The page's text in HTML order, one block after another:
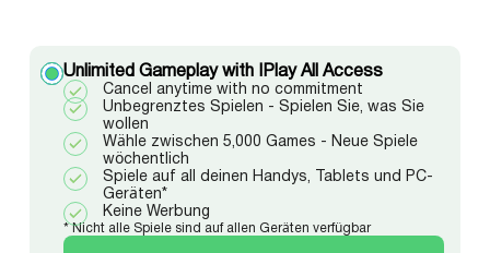
Unlimited Gameplay with IPlay All Access
Cancel anytime with no commitment
Unbegrenztes Spielen - Spielen Sie, was Sie
wollen
Wähle zwischen 5,000 Games - Neue Spiele
wöchentlich
Spiele auf all deinen Handys, Tablets und PC-
Geräten*
Keine Werbung
* Nicht alle Spiele sind auf allen Geräten verfügbar